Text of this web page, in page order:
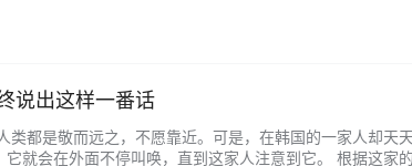
说出这样一番话
都是敬而远之，不愿靠近。可是，在韩国的一家人却天
就会在外面不停叫唤，直到这家人注意到它。 根据这家